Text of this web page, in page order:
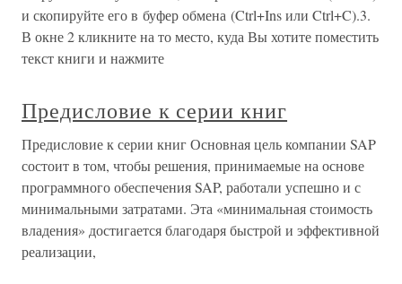
и скопируйте его в буфер обмена (Ctrl+Ins или Ctrl+C).3.
В окне 2 кликните на то место, куда Вы хотите поместить
текст книги и нажмите
Предисловие к серии книг
Предисловие к серии книг Основная цель компании SAP
состоит в том, чтобы решения, принимаемые на основе
программного обеспечения SAP, работали успешно и с
минимальными затратами. Эта «минимальная стоимость
владения» достигается благодаря быстрой и эффективной
реализации,